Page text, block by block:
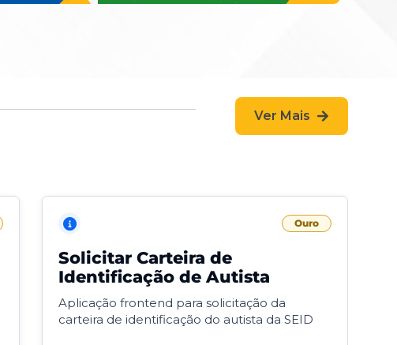
Ver Mais
Ouro
Solicitar Carteira de
Identificação de Autista
Aplicação frontend para solicitação da
carteira de identificação do autista da SEID